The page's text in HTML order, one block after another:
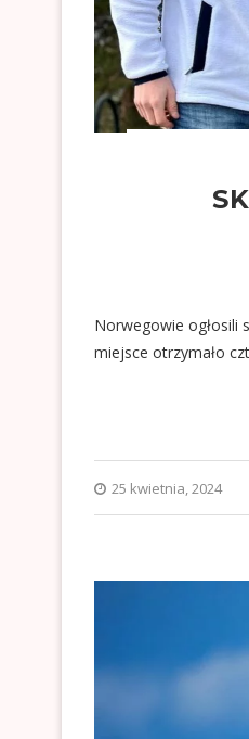
Norwegowie ogłosili
miejsce otrzymało
25 kwietnia, 2024